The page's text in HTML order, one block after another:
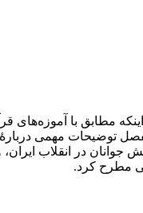
آیت‌الله طالقانی با تاکید
توضیحات مهمی
در انقلاب
مطرح کرد.